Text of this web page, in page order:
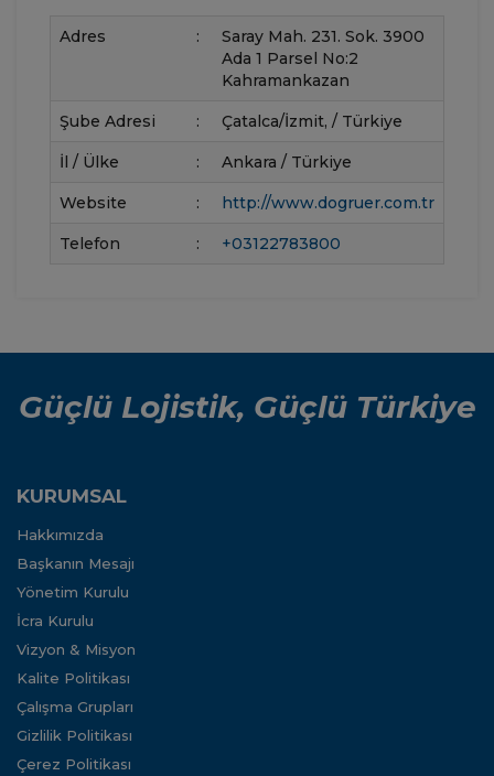
Adres :
Saray Mah. 231. Sok. 3900
Ada 1 Parsel No:2
Kahramankazan
Şube Adresi : Çatalca/İzmit, / Türkiye
İl / Ülke : Ankara / Türkiye
Website : http://www.dogruer.com.tr
Telefon : +03122783800
Güçlü Lojistik, Güçlü Türkiye
KURUMSAL
Hakkımızda
Başkanın Mesajı
Yönetim Kurulu
İcra Kurulu
Vizyon & Misyon
Kalite Politikası
Çalışma Grupları
Gizlilik Politikası
Çerez Politikası